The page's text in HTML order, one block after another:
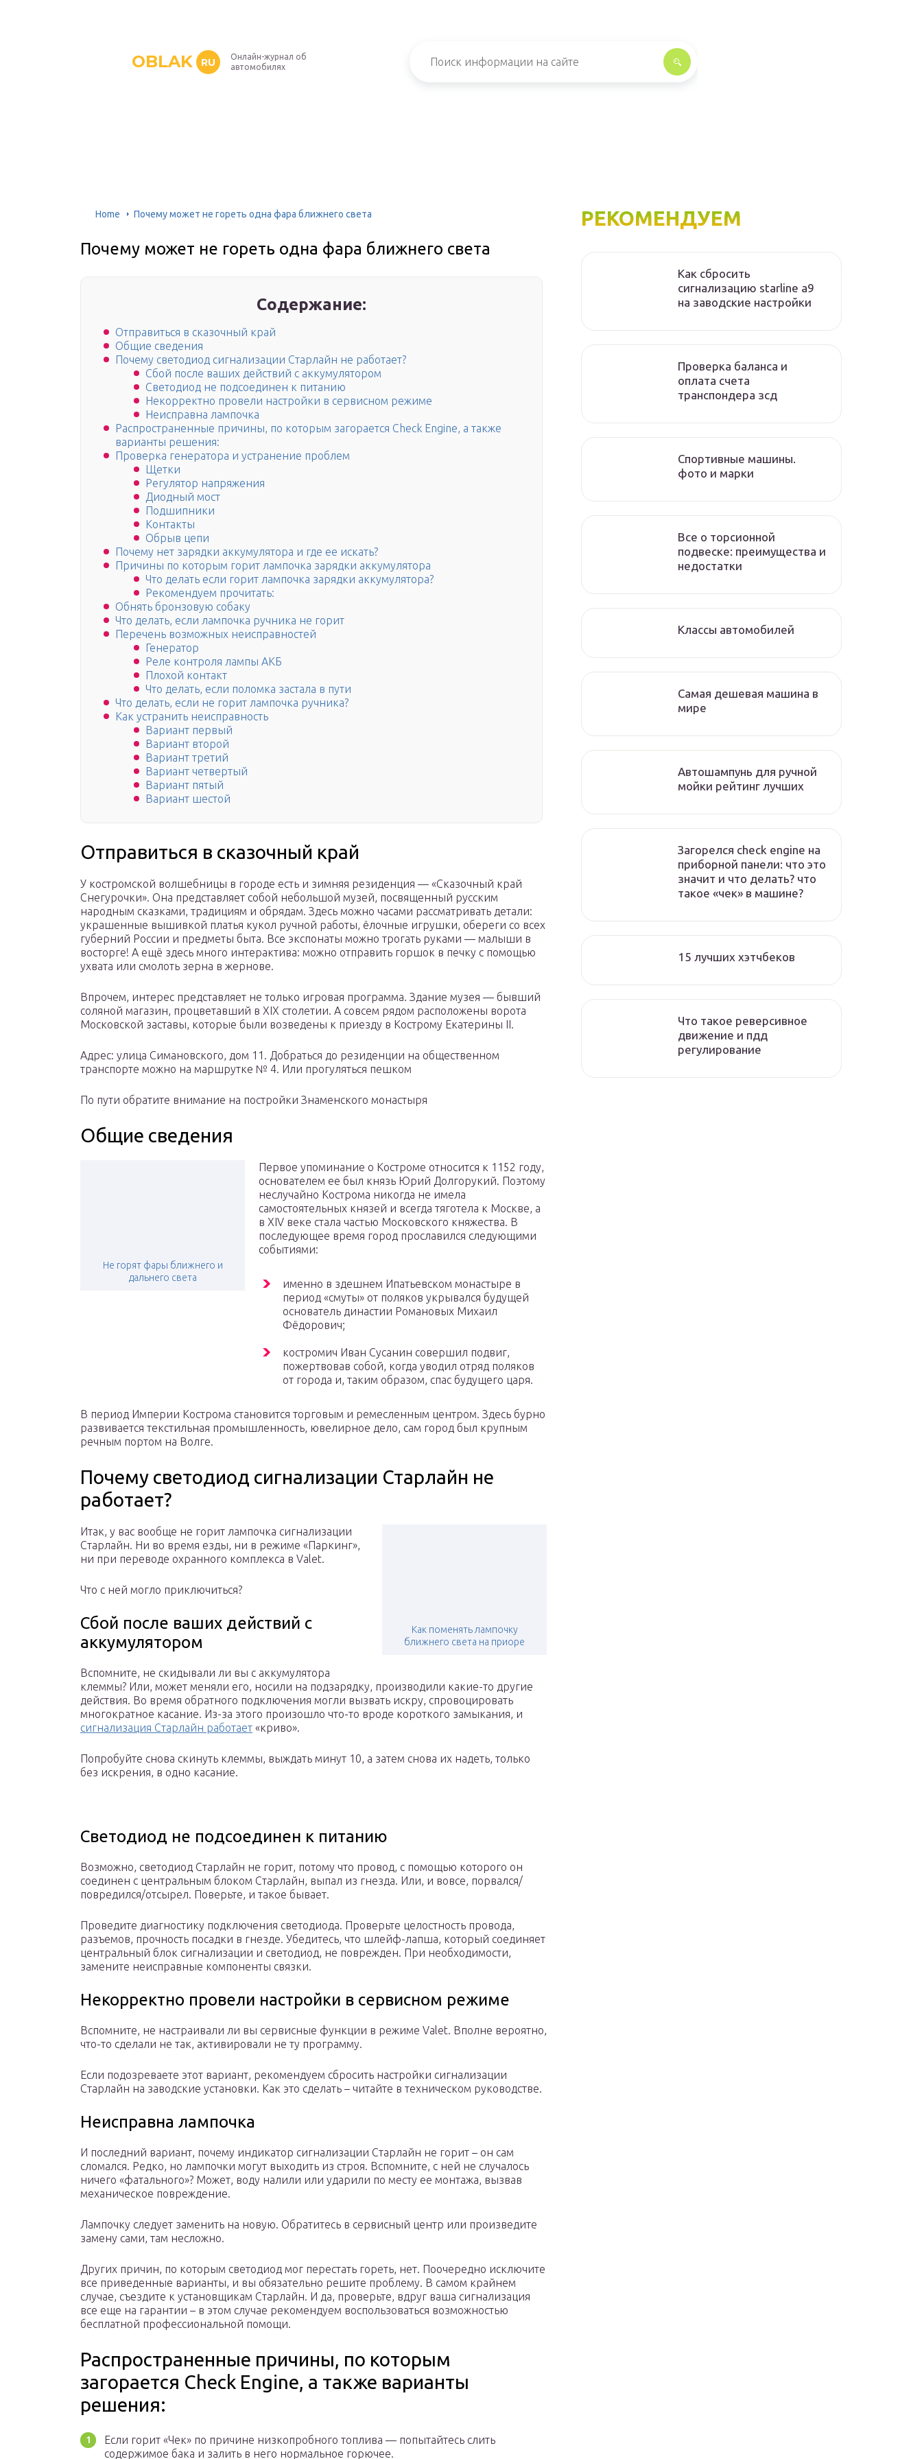
OBLAK RU
Онлайн-журнал об
автомобилях
Home Почему может не гореть одна фара ближнего света
Почему может не гореть одна фара ближнего света
Содержание:
Отправиться в сказочный край
Общие сведения
Почему светодиод сигнализации Старлайн не работает?
Сбой после ваших действий с аккумулятором
Светодиод не подсоединен к питанию
Некорректно провели настройки в сервисном режиме
Неисправна лампочка
Распространенные причины, по которым загорается Check Engine, а также
варианты решения:
Проверка генератора и устранение проблем
Щетки
Регулятор напряжения
Диодный мост
Подшипники
Контакты
Обрыв цепи
Почему нет зарядки аккумулятора и где ее искать?
Причины по которым горит лампочка зарядки аккумулятора
Что делать если горит лампочка зарядки аккумулятора?
Рекомендуем прочитать:
Обнять бронзовую собаку
Что делать, если лампочка ручника не горит
Перечень возможных неисправностей
Генератор
Реле контроля лампы АКБ
Плохой контакт
Что делать, если поломка застала в пути
Что делать, если не горит лампочка ручника?
Как устранить неисправность
Вариант первый
Вариант второй
Вариант третий
Вариант четвертый
Вариант пятый
Вариант шестой
Отправиться в сказочный край
У костромской волшебницы в городе есть и зимняя резиденция — «Сказочный край
Снегурочки». Она представляет собой небольшой музей, посвященный русским
народным сказками, традициям и обрядам. Здесь можно часами рассматривать детали:
украшенные вышивкой платья кукол ручной работы, ёлочные игрушки, обереги со всех
губерний России и предметы быта. Все экспонаты можно трогать руками — малыши в
восторге! А ещё здесь много интерактива: можно отправить горшок в печку с помощью
ухвата или смолоть зерна в жернове.
Впрочем, интерес представляет не только игровая программа. Здание музея — бывший
соляной магазин, процветавший в XIX столетии. А совсем рядом расположены ворота
Московской заставы, которые были возведены к приезду в Кострому Екатерины II.
Адрес: улица Симановского, дом 11. Добраться до резиденции на общественном
транспорте можно на маршрутке № 4. Или прогуляться пешком
По пути обратите внимание на постройки Знаменского монастыря
Общие сведения
Не горят фары ближнего и
дальнего света
Первое упоминание о Костроме относится к 1152 году,
основателем ее был князь Юрий Долгорукий. Поэтому
неслучайно Кострома никогда не имела
самостоятельных князей и всегда тяготела к Москве, а
в XIV веке стала частью Московского княжества. В
последующее время город прославился следующими
событиями:
именно в здешнем Ипатьевском монастыре в
период «смуты» от поляков укрывался будущей
основатель династии Романовых Михаил
Фёдорович;
костромич Иван Сусанин совершил подвиг,
пожертвовав собой, когда уводил отряд поляков
от города и, таким образом, спас будущего царя.
В период Империи Кострома становится торговым и ремесленным центром. Здесь бурно
развивается текстильная промышленность, ювелирное дело, сам город был крупным
речным портом на Волге.
Почему светодиод сигнализации Старлайн не
работает?
Как поменять лампочку
ближнего света на приоре
Итак, у вас вообще не горит лампочка сигнализации
Старлайн. Ни во время езды, ни в режиме «Паркинг»,
ни при переводе охранного комплекса в Valet.
Что с ней могло приключиться?
Сбой после ваших действий с
аккумулятором
Вспомните, не скидывали ли вы с аккумулятора
клеммы? Или, может меняли его, носили на подзарядку, производили какие-то другие
действия. Во время обратного подключения могли вызвать искру, спровоцировать
многократное касание. Из-за этого произошло что-то вроде короткого замыкания, и
сигнализация Старлайн работает «криво».
Попробуйте снова скинуть клеммы, выждать минут 10, а затем снова их надеть, только
без искрения, в одно касание.
Светодиод не подсоединен к питанию
Возможно, светодиод Старлайн не горит, потому что провод, с помощью которого он
соединен с центральным блоком Старлайн, выпал из гнезда. Или, и вовсе, порвался/
повредился/отсырел. Поверьте, и такое бывает.
Проведите диагностику подключения светодиода. Проверьте целостность провода,
разъемов, прочность посадки в гнезде. Убедитесь, что шлейф-лапша, который соединяет
центральный блок сигнализации и светодиод, не поврежден. При необходимости,
замените неисправные компоненты связки.
Некорректно провели настройки в сервисном режиме
Вспомните, не настраивали ли вы сервисные функции в режиме Valet. Вполне вероятно,
что-то сделали не так, активировали не ту программу.
Если подозреваете этот вариант, рекомендуем сбросить настройки сигнализации
Старлайн на заводские установки. Как это сделать – читайте в техническом руководстве.
Неисправна лампочка
И последний вариант, почему индикатор сигнализации Старлайн не горит – он сам
сломался. Редко, но лампочки могут выходить из строя. Вспомните, с ней не случалось
ничего «фатального»? Может, воду налили или ударили по месту ее монтажа, вызвав
механическое повреждение.
Лампочку следует заменить на новую. Обратитесь в сервисный центр или произведите
замену сами, там несложно.
Других причин, по которым светодиод мог перестать гореть, нет. Поочередно исключите
все приведенные варианты, и вы обязательно решите проблему. В самом крайнем
случае, съездите к установщикам Старлайн. И да, проверьте, вдруг ваша сигнализация
все еще на гарантии – в этом случае рекомендуем воспользоваться возможностью
бесплатной профессиональной помощи.
Распространенные причины, по которым
загорается Check Engine, а также варианты
решения:
Если горит «Чек» по причине низкопробного топлива — попытайтесь слить
содержимое бака и залить в него нормальное горючее.
РЕКОМЕНДУЕМ
Как сбросить
сигнализацию starline а9
на заводские настройки
Проверка баланса и
оплата счета
транспондера зсд
Спортивные машины.
фото и марки
Все о торсионной
подвеске: преимущества и
недостатки
Классы автомобилей
Самая дешевая машина в
мире
Автошампунь для ручной
мойки рейтинг лучших
Загорелся check engine на
приборной панели: что это
значит и что делать? что
такое «чек» в машине?
15 лучших хэтчбеков
Что такое реверсивное
движение и пдд
регулирование